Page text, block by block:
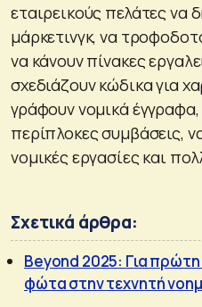
εταιρεικούς πελάτες να
μάρκετινγκ, να
να κάνουν πίνακες
σχεδιάζουν κώδικα για
γράφουν νομικά
περίπλοκες συμβάσεις,
νομικές εργασίες και
Σχετικά άρθρα:
Beyond 2025: Για
φώτα στην τεχνητή